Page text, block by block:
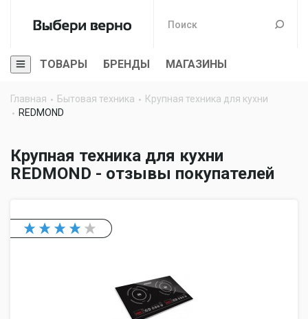
ТОВАРЫ БРЕНДЫ МАГАЗИНЫ
Главная Бытовая техника
Крупная техника для кухни
REDMOND
Крупная техника для кухни
REDMOND - отзывы покупателей